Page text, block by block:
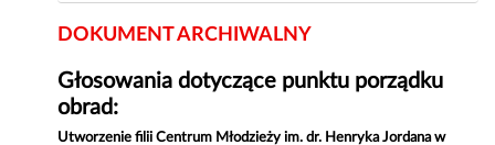
DOKUMENT ARCHIWALNY
Głosowania dotyczące punktu porządku
obrad:
Utworzenie filii Centrum Młodzieży im. dr. Henryka Jordana w